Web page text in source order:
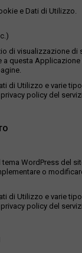
e Dati di Utilizzo.
di visualizzazione di
a questa
di Utilizzo e varie
policy del
WordPress del
o
di Utilizzo e varie
policy del